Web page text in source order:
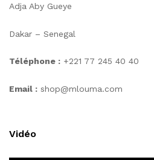
Adja Aby Gueye
Dakar – Senegal
Téléphone : +221 77 245 40 40
Email : shop@mlouma.com
Vidéo